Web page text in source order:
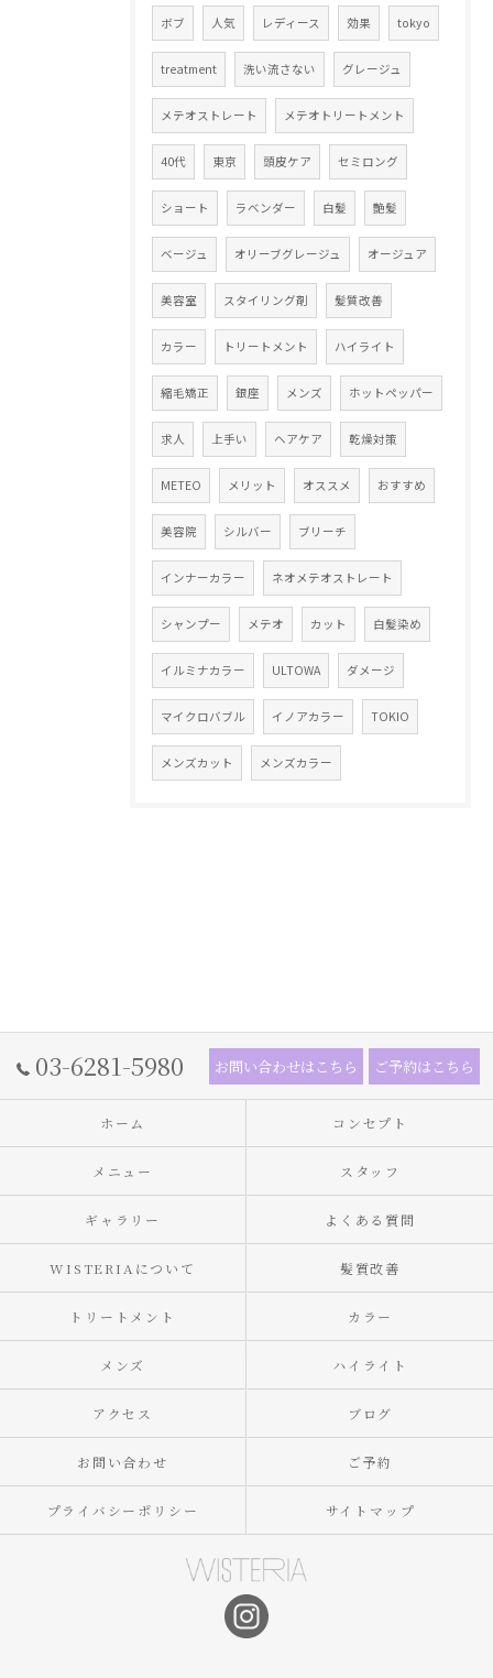
ボブ 人気 レディース 効果 tokyo
treatment 洗い流さない グレージュ
メテオストレート メテオトリートメント
40代 東京 頭皮ケア セミロング
ショート ラベンダー 白髪 艶髪
ベージュ オリーブグレージュ オージュア
美容室 スタイリング剤 髪質改善
カラー トリートメント ハイライト
縮毛矯正 銀座 メンズ ホットペッパー
求人 上手い ヘアケア 乾燥対策
METEO メリット オススメ おすすめ
美容院 シルバー ブリーチ
インナーカラー ネオメテオストレート
シャンプー メテオ カット 白髪染め
イルミナカラー ULTOWA ダメージ
マイクロバブル イノアカラー TOKIO
メンズカット メンズカラー
03-6281-5980 お問い合わせはこちら ご予約はこちら
ホーム コンセプト
メニュー スタッフ
ギャラリー よくある質問
WISTERIAについて 髪質改善
トリートメント カラー
メンズ ハイライト
アクセス ブログ
お問い合わせ ご予約
プライバシーポリシー サイトマップ